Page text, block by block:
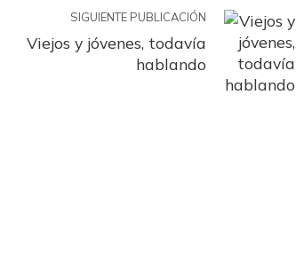
SIGUIENTE PUBLICACIÓN
Viejos y jóvenes, todavía
hablando